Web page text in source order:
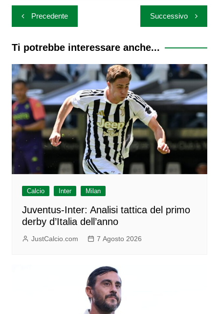
Navigazione
articoli
Precedente Successivo
Ti potrebbe interessare anche...
Calcio Inter Milan
Juventus-Inter: Analisi tattica del primo
derby d’Italia dell’anno
JustCalcio.com 7 Agosto 2026